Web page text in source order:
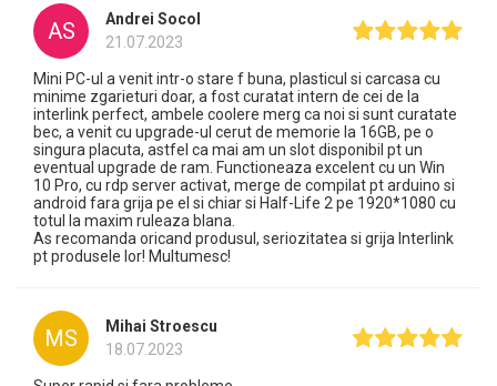
AS
Andrei Socol
21.07.2023
Mini PC-ul a venit intr-o stare f buna, plasticul si carcasa cu
minime zgarieturi doar, a fost curatat intern de cei de la
interlink perfect, ambele coolere merg ca noi si sunt curatate
bec, a venit cu upgrade-ul cerut de memorie la 16GB, pe o
singura placuta, astfel ca mai am un slot disponibil pt un
eventual upgrade de ram. Functioneaza excelent cu un Win
10 Pro, cu rdp server activat, merge de compilat pt arduino si
android fara grija pe el si chiar si Half-Life 2 pe 1920*1080 cu
totul la maxim ruleaza blana.
As recomanda oricand produsul, seriozitatea si grija Interlink
pt produsele lor! Multumesc!
MS
Mihai Stroescu
18.07.2023